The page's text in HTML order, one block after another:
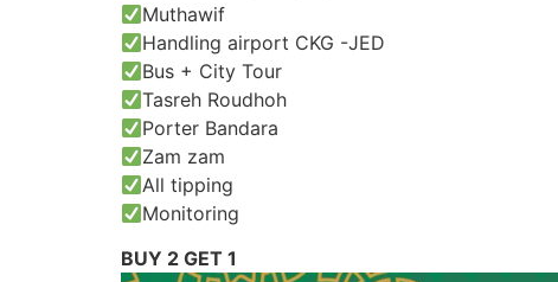
Muthawif
Handling airport CKG -JED
Bus + City Tour
Tasreh Roudhoh
Porter Bandara
Zam zam
All tipping
Monitoring
BUY 2 GET 1